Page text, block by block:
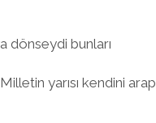
dönseydi bunları
yarısı kendini arap